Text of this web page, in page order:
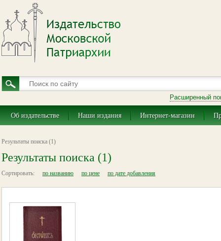
Расширенный
Об издательстве Наши издания Интернет-магазин
Результаты поиска (1)
Результаты поиска (1)
Сортировать: по названию по цене по дате добавления